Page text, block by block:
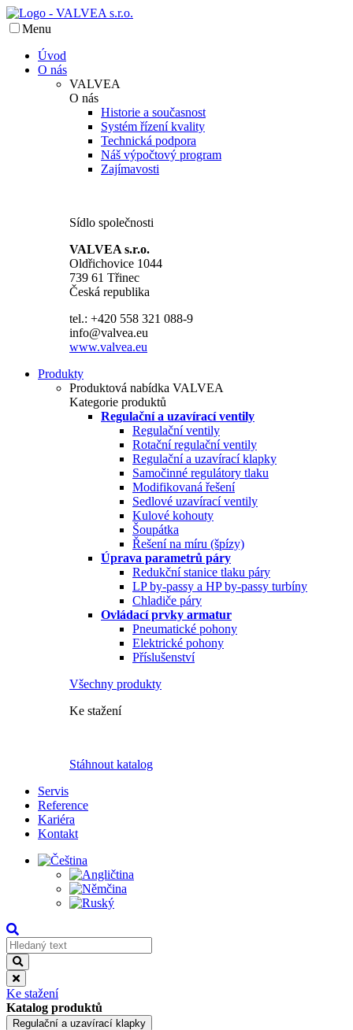
Menu
Úvod
O nás
VALVEA
O nás
Historie a současnost
Systém řízení kvality
Technická podpora
Náš výpočtový program
Zajímavosti
Sídlo společnosti
VALVEA s.r.o.
Oldřichovice 1044
739 61 Třinec
Česká republika
tel.: +420 558 321 088-9
info@valvea.eu
www.valvea.eu
Produkty
Produktová nabídka VALVEA
Kategorie produktů
Regulační a uzavírací ventily
Regulační ventily
Rotační regulační ventily
Regulační a uzavírací klapky
Samočinné regulátory tlaku
Modifikovaná řešení
Sedlové uzavírací ventily
Kulové kohouty
Šoupátka
Řešení na míru (špízy)
Úprava parametrů páry
Redukční stanice tlaku páry
LP by-passy a HP by-passy turbíny
Chladiče páry
Ovládací prvky armatur
Pneumatické pohony
Elektrické pohony
Příslušenství
Všechny produkty
Ke stažení
Stáhnout katalog
Servis
Reference
Kariéra
Kontakt
Ke stažení
Katalog produktů
Regulační a uzavírací klapky